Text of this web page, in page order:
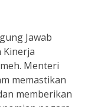
Jawab
Kinerja
Menteri
memastikan
memberikan